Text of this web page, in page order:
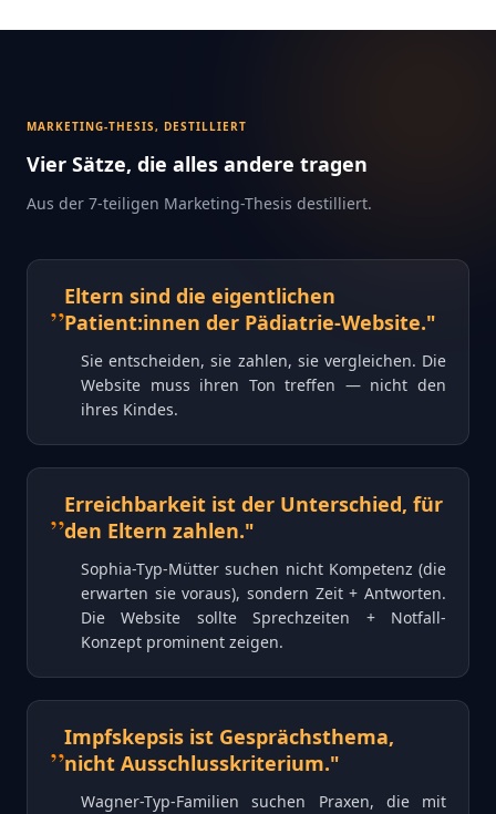
MARKETING-THESIS, DESTILLIERT
Vier Sätze, die alles andere tragen
Aus der 7-teiligen Marketing-Thesis destilliert.
„Eltern sind die eigentlichen
Patient:innen der Pädiatrie-Website."
Sie entscheiden, sie zahlen, sie vergleichen. Die
Website muss ihren Ton treffen — nicht den
ihres Kindes.
„Erreichbarkeit ist der Unterschied, für
den Eltern zahlen."
Sophia-Typ-Mütter suchen nicht Kompetenz (die
erwarten sie voraus), sondern Zeit + Antworten.
Die Website sollte Sprechzeiten + Notfall-
Konzept prominent zeigen.
„Impfskepsis ist Gesprächsthema,
nicht Ausschlusskriterium."
Wagner-Typ-Familien suchen Praxen, die mit